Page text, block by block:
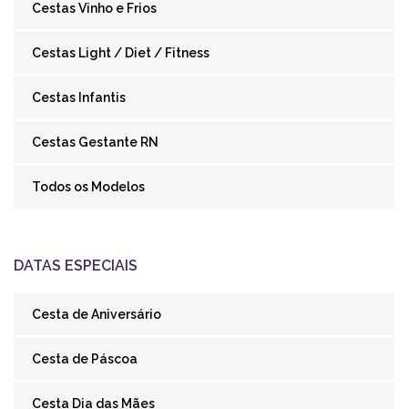
Cestas Vinho e Frios
Cestas Light / Diet / Fitness
Cestas Infantis
Cestas Gestante RN
Todos os Modelos
DATAS ESPECIAIS
Cesta de Aniversário
Cesta de Páscoa
Cesta Dia das Mães